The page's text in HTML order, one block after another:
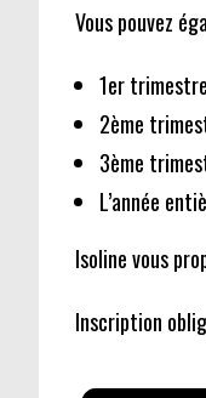
Vous pouvez
1er
2ème
3ème
L’année
Isoline vous
Inscription